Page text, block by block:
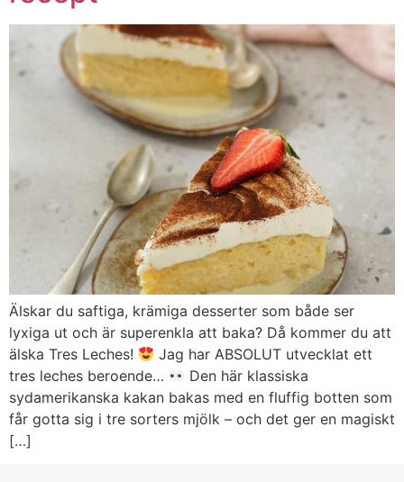
Älskar du saftiga, krämiga desserter som både ser
lyxiga ut och är superenkla att baka? Då kommer du att
älska Tres Leches!
Jag har ABSOLUT utvecklat ett
tres leches beroende…
Den här klassiska
sydamerikanska kakan bakas med en fluffig botten som
får gotta sig i tre sorters mjölk – och det ger en magiskt
[…]